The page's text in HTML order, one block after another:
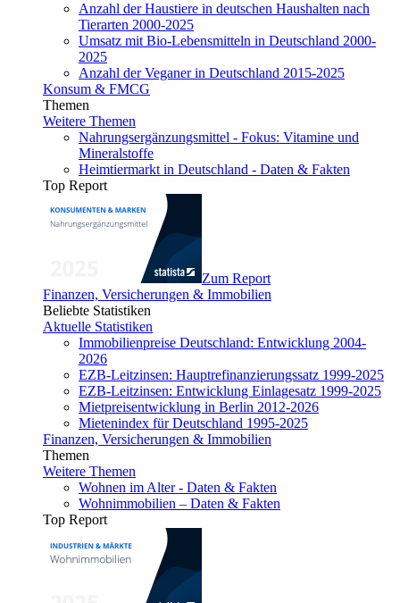
Anzahl der Haustiere in deutschen Haushalten nach
Tierarten 2000-2025
Umsatz mit Bio-Lebensmitteln in Deutschland 2000-
2025
Anzahl der Veganer in Deutschland 2015-2025
Konsum & FMCG
Themen
Weitere Themen
Nahrungsergänzungsmittel - Fokus: Vitamine und
Mineralstoffe
Heimtiermarkt in Deutschland - Daten & Fakten
Top Report
Zum Report
Finanzen, Versicherungen & Immobilien
Beliebte Statistiken
Aktuelle Statistiken
Immobilienpreise Deutschland: Entwicklung 2004-
2026
EZB-Leitzinsen: Hauptrefinanzierungssatz 1999-2025
EZB-Leitzinsen: Entwicklung Einlagesatz 1999-2025
Mietpreisentwicklung in Berlin 2012-2026
Mietenindex für Deutschland 1995-2025
Finanzen, Versicherungen & Immobilien
Themen
Weitere Themen
Wohnen im Alter - Daten & Fakten
Wohnimmobilien – Daten & Fakten
Top Report